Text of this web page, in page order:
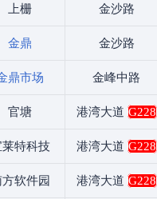
上栅 金沙路
金鼎 金沙路
鼎市场 金峰中路
官塘 港湾大道 G228
莱特科技 港湾大道 G228
方软件园 港湾大道 G228